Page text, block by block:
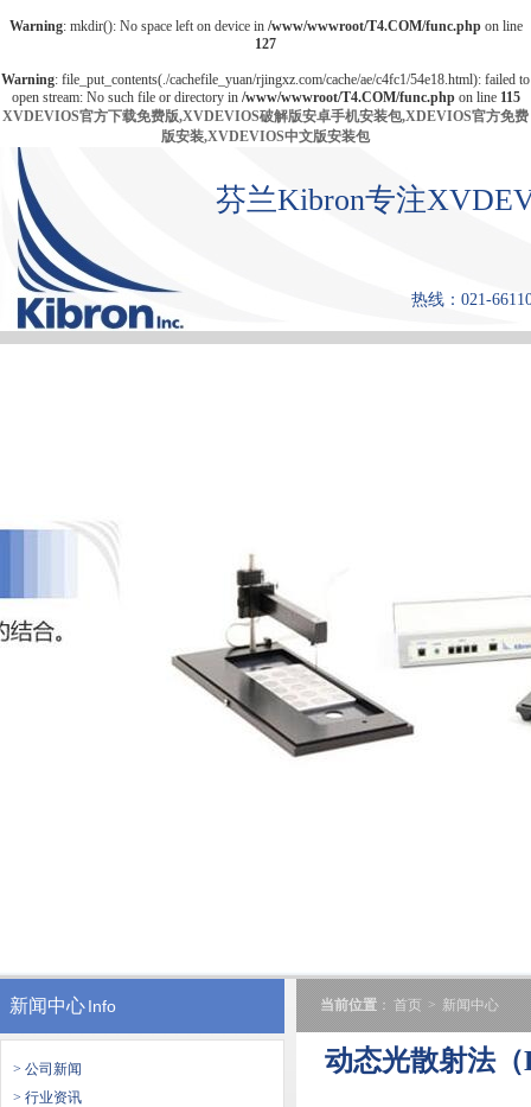
Warning: mkdir(): No space left on device in /www/wwwroot/T4.COM/func.phpon line
127
Warning: file_put_contents(./cachefile_yuan/rjingxz.com/cache/ae/c4fc1/54e18.html): failed to
open stream: No such file or directory in /www/wwwroot/T4.COM/func.phpon line 115
XVDEVIOS官方下载免费版,XVDEVIOS破解版安卓手机安装包,XDEVIOS官方免费
版安装,XVDEVIOS中文版安装包
芬兰Kibron专注
热线：021-
首 页 产品中心 张力仪
新闻中心Info
> 公司新闻
> 行业资讯
当前位置 ： 首页 > 新闻中心
动态光散射法